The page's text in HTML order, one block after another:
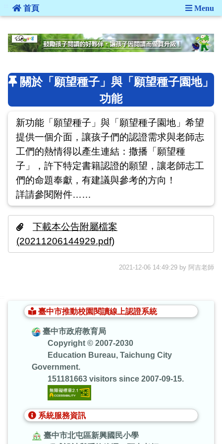
::: 首頁 Menu
:::
關於「願望種子」與「願望種子園地」
功能
新功能「願望種子」與「願望種子園地」希望
提供一個介面，讓孩子們的認證需求與老師志
工們的熱情得以產生連結：撒播「願望種
子」，許下特定書籍認證的願望，讓老師志工
們的命題奉獻，有建議與參考的方向！
詳請參閱附件……
下載本公告附屬檔案
(20211206144929.pdf)
2021-12-06 14:49:29 by 阿吉老師
臺中市推動校園閱讀線上認證系統
臺中市政府教育局
Copyright © 2007-2030
Education Bureau, Taichung City
Government.
151181663 visitors since 2007-09-15.
系統服務資訊
臺中市北屯區新興國民小學